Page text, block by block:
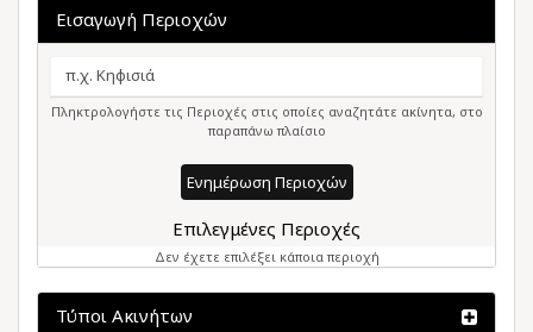
Εισαγωγή Περιοχών
Πληκτρολογήστε τις Περιοχές στις οποίες αναζητάτε ακίνητα, στο
παραπάνω πλαίσιο
Ενημέρωση Περιοχών
Επιλεγμένες Περιοχές
Δεν έχετε επιλέξει κάποια περιοχή
Τύποι Ακινήτων